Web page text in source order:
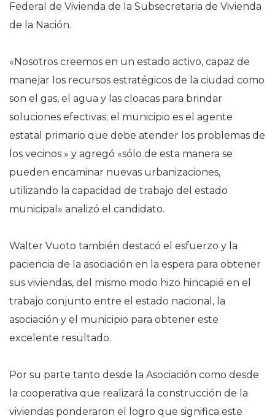
Federal de Vivienda de la Subsecretaria de Vivienda
de la Nación.
«Nosotros creemos en un estado activo, capaz de
manejar los recursos estratégicos de la ciudad como
son el gas, el agua y las cloacas para brindar
soluciones efectivas; el municipio es el agente
estatal primario que debe atender los problemas de
los vecinos » y agregó «sólo de esta manera se
pueden encaminar nuevas urbanizaciones,
utilizando la capacidad de trabajo del estado
municipal» analizó el candidato.
Walter Vuoto también destacó el esfuerzo y la
paciencia de la asociación en la espera para obtener
sus viviendas, del mismo modo hizo hincapié en el
trabajo conjunto entre el estado nacional, la
asociación y el municipio para obtener este
excelente resultado.
Por su parte tanto desde la Asociación como desde
la cooperativa que realizará la construcción de la
viviendas ponderaron el logro que significa este